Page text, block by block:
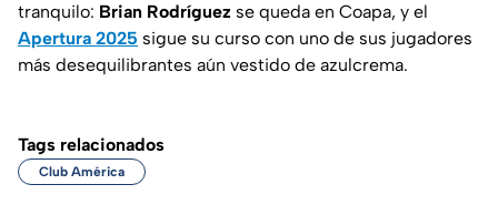
tranquilo: Brian Rodríguez se queda en Coapa, y el
Apertura 2025 sigue su curso con uno de sus jugadores
más desequilibrantes aún vestido de azulcrema.
Tags relacionados
Club América